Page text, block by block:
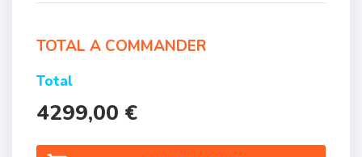
TOTAL A COMMANDER
Total
4299,00 €